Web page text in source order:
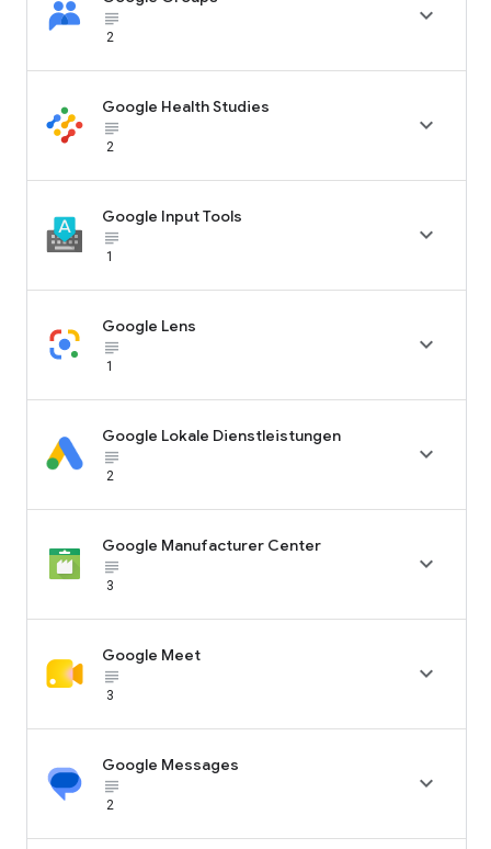
subject_black
2

Google Health Studies
subject_black
2

Google Input Tools
subject_black
1

Google Lens
subject_black
1

Google Lokale Dienstleistungen
subject_black
2

Google Manufacturer Center
subject_black
3

Google Meet
subject_black
3

Google Messages
subject_black
2
